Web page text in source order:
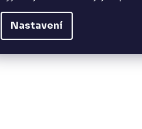
Nastavení